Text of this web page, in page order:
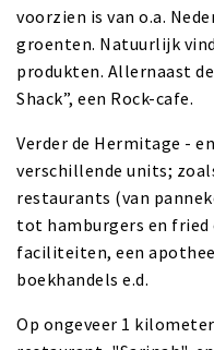
voorzien is van o.a.
groenten. Natuurlijk
produkten. Allernaast
Shack”, een Rock-cafe.
Verder de Hermitage -
verschillende units;
restaurants (van
tot hamburgers en
faciliteiten, een
boekhandels e.d.
Op ongeveer 1